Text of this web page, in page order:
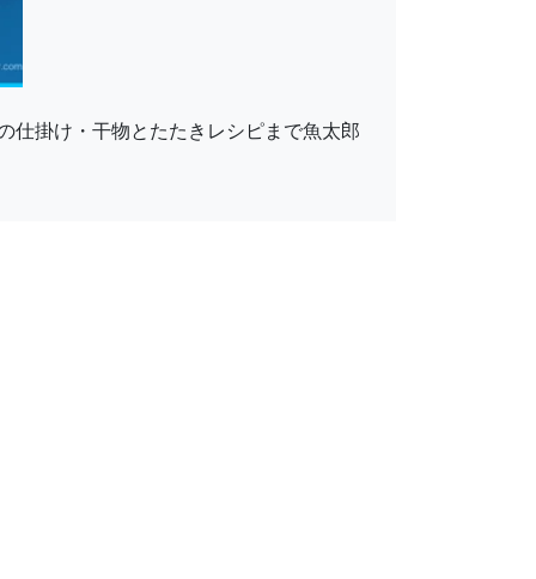
仕掛け・干物とたたきレシピまで魚太郎